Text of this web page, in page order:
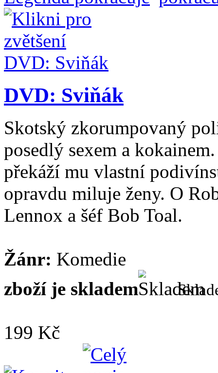
DVD: Sviňák
Skotský zkorumpovaný
posedlý sexem a
překáží mu vlastní
opravdu miluje ženy. O
Lennox a šéf Bob Toal.
Žánr: Komedie
zboží je skladem
199 Kč